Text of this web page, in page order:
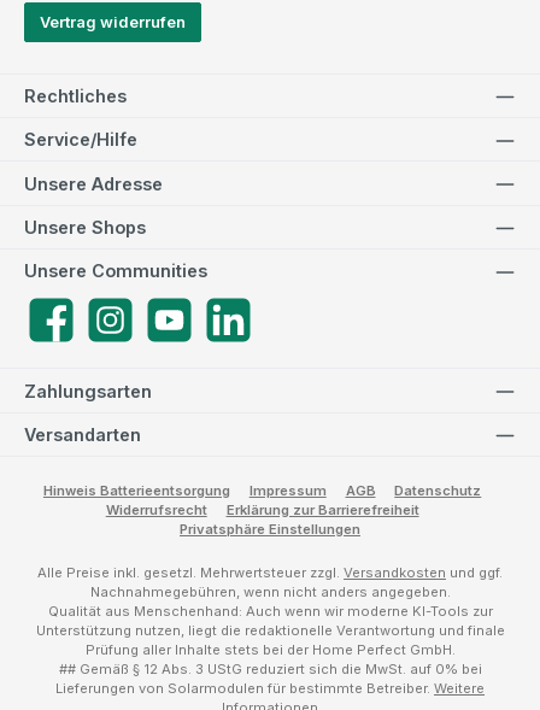
Vertrag widerrufen
Rechtliches
Service/Hilfe
Zahlungsarten
Versandarten
Unsere Adresse
Unsere Communities
FacebookInstagramYouTube LinkedIn
Unsere Shops
Hinweis Batterieentsorgung Impressum AGB
Datenschutz
Widerrufsrecht
Erklärung zur Barrierefreiheit
Privatsphäre Einstellungen
Alle Preise inkl. gesetzl. Mehrwertsteuer zzgl. Versandkosten und ggf.
Nachnahmegebühren, wenn nicht anders angegeben.
Qualität aus Menschenhand: Auch wenn wir moderne KI-Tools zur
Unterstützung nutzen, liegt die redaktionelle Verantwortung und finale
Prüfung aller Inhalte stets bei der Home Perfect GmbH.
## Gemäß § 12 Abs. 3 UStG reduziert sich die MwSt. auf 0% bei
Lieferungen von Solarmodulen für bestimmte Betreiber. Weitere